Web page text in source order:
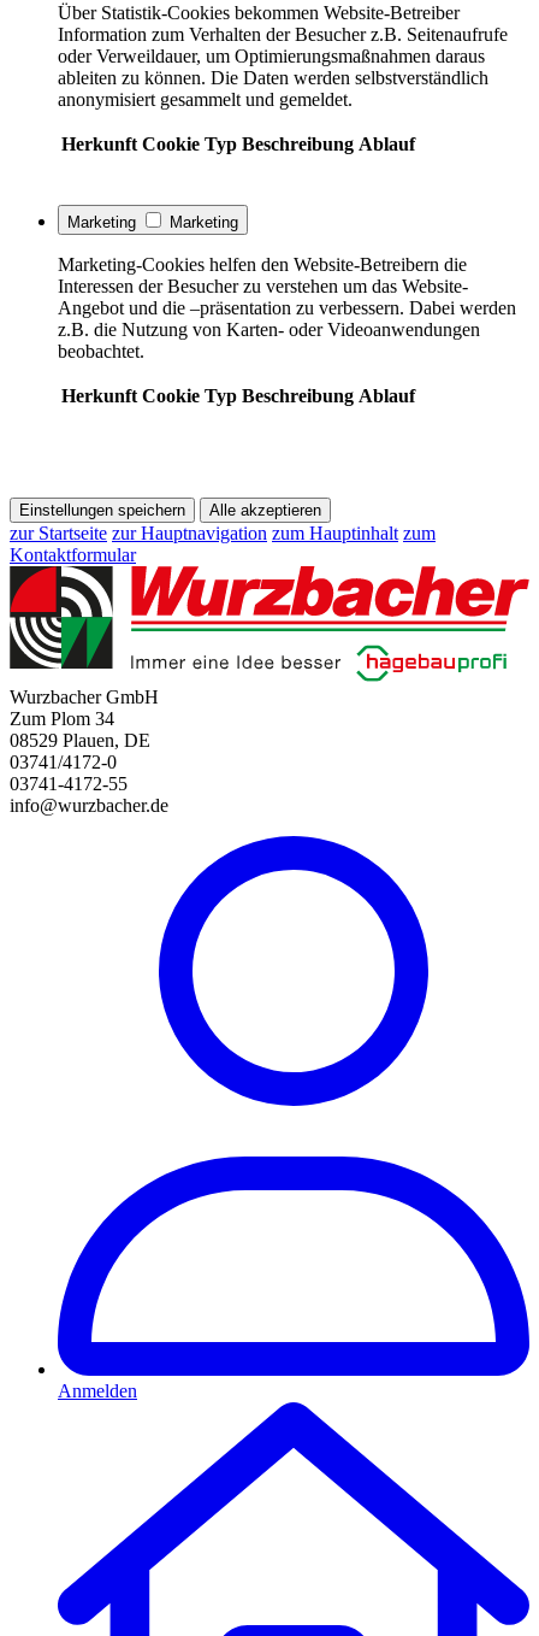
Über Statistik-Cookies bekommen Website-Betreiber
Information zum Verhalten der Besucher z.B. Seitenaufrufe
oder Verweildauer, um Optimierungsmaßnahmen daraus
ableiten zu können. Die Daten werden selbstverständlich
anonymisiert gesammelt und gemeldet.
Herkunft Cookie Typ Beschreibung Ablauf
Marketing Marketing
Marketing-Cookies helfen den Website-Betreibern die
Interessen der Besucher zu verstehen um das Website-
Angebot und die –präsentation zu verbessern. Dabei werden
z.B. die Nutzung von Karten- oder Videoanwendungen
beobachtet.
Herkunft Cookie Typ Beschreibung Ablauf
Einstellungen speichern Alle akzeptieren
zur Startseite zur Hauptnavigation zum Hauptinhalt zum
Kontaktformular
Wurzbacher GmbH
Zum Plom 34
08529 Plauen, DE
03741/4172-0
03741-4172-55
info@wurzbacher.de
Anmelden